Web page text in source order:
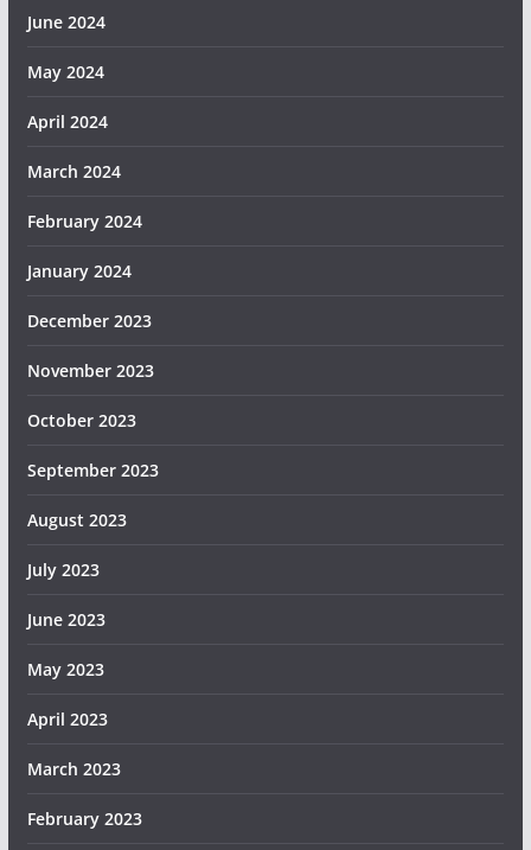
June 2024
May 2024
April 2024
March 2024
February 2024
January 2024
December 2023
November 2023
October 2023
September 2023
August 2023
July 2023
June 2023
May 2023
April 2023
March 2023
February 2023